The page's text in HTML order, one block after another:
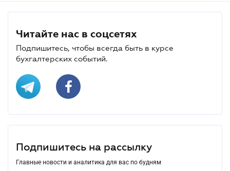
Читайте нас в соцсетях
Подпишитесь, чтобы всегда быть в курсе
бухгалтерских событий.
Подпишитесь на рассылку
Главные новости и аналитика для вас по будням